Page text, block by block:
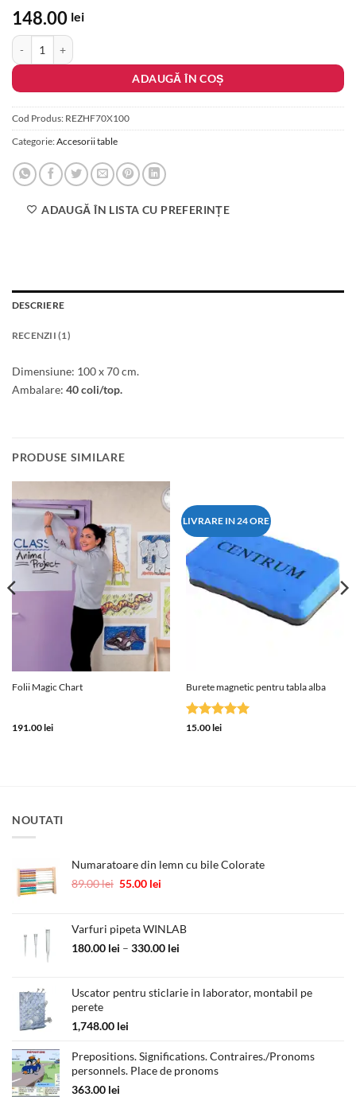
5 din 5 pe
singure
evaluări
148.00 lei
Cantitate Rezerva hartie 100 x 70 cm flipchart
ADAUGĂ ÎN COȘ
Cod Produs: REZHF70X100
Categorie:Accesorii table
ADAUGĂ ÎN LISTA CU PREFERINȚE
DESCRIERE
RECENZII (1)
Dimensiune: 100 x 70 cm.
Ambalare: 40 coli/top.
PRODUSE SIMILARE
Folii Magic Chart
191.00lei
LIVRARE IN 24 ORE
Burete magnetic pentru tabla alba
Evaluat la
15.00lei
NOUTATI
Numaratoare din lemn cu bile Colorate
89.00lei Prețul
fost:
89.00 lei.
55.00 lei
55.00 lei.
Varfuri pipeta WINLAB
180.00 lei – 330.00 lei
180.00 lei
Uscator pentru sticlarie in laborator, montabil pe
perete
1,748.00 lei
Prepositions. Significations. Contraires./Pronoms
personnels. Place de pronoms
363.00 lei